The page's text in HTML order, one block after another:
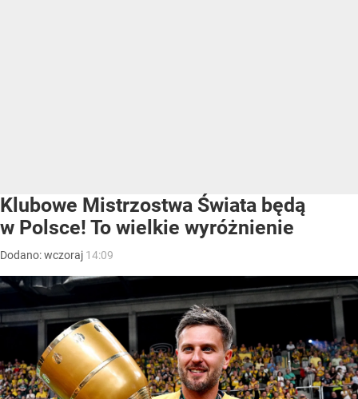
Klubowe Mistrzostwa Świata będą
w Polsce! To wielkie wyróżnienie
Dodano:wczoraj 14:09